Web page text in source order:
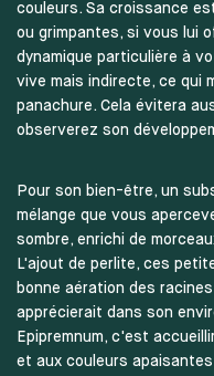
couleurs. Sa croissance
ou grimpantes, si vous lui
dynamique particulière à
vive mais indirecte, ce qui
panachure. Cela évitera
observerez son
Pour son bien-être, un
mélange que vous
sombre, enrichi de
L'ajout de perlite, ces
bonne aération des
apprécierait dans son
Epipremnum, c'est
et aux couleurs